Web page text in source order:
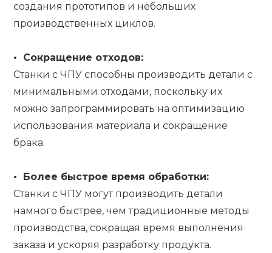
создания прототипов и небольших
производственных циклов.
• Сокращение отходов:
Станки с ЧПУ способны производить детали с
минимальными отходами, поскольку их
можно запрограммировать на оптимизацию
использования материала и сокращение
брака.
•
Более быстрое время обработки:
Станки с ЧПУ могут производить детали
намного быстрее, чем традиционные методы
производства, сокращая время выполнения
заказа и ускоряя разработку продукта.